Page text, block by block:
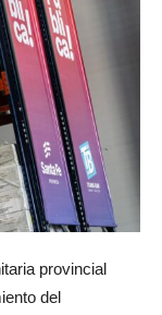
provincial
del